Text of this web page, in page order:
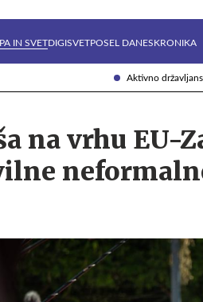
Aktivno
IN SVETDIGISVETPOSEL DANESKRONIKA
na vrhu EU-